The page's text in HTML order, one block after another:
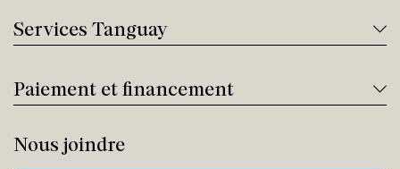
Services Tanguay
Paiement et financement
Nous joindre